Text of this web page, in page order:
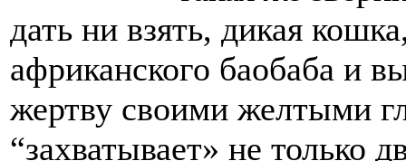
дать ни взять, дикая
африканского баобаба и
жертву своими желтыми
“захватывает» не только